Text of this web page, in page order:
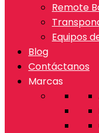
Remote
Equipos
Blog
Contáctanos
Marcas